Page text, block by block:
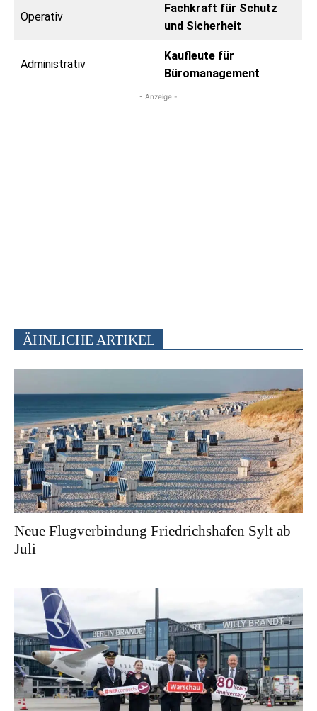
Operativ
Fachkraft für Schutz
und Sicherheit
Administrativ
Kaufleute für
Büromanagement
- Anzeige -
ÄHNLICHE ARTIKEL
Neue Flugverbindung Friedrichshafen Sylt ab
Juli